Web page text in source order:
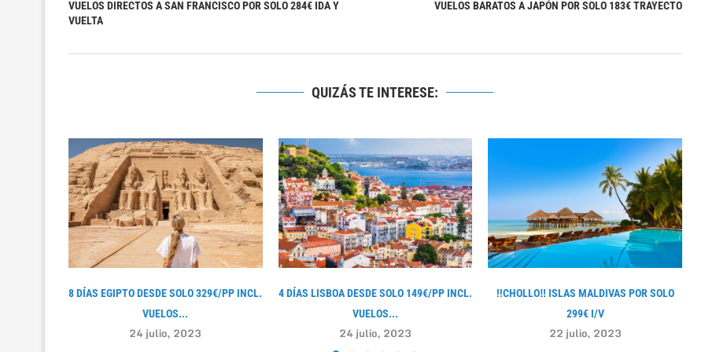
VUELOS DIRECTOS A SAN FRANCISCO POR SOLO 284€ IDA Y
VUELTA
VUELOS BARATOS A JAPÓN POR SOLO 183€ TRAYECTO
QUIZÁS TE INTERESE:
8 DÍAS EGIPTO DESDE SOLO 329€/PP INCL.
VUELOS...
24 julio, 2023
4 DÍAS LISBOA DESDE SOLO 149€/PP INCL.
VUELOS...
24 julio, 2023
!!CHOLLO‼ ISLAS MALDIVAS POR SOLO
299€ I/V
22 julio, 2023